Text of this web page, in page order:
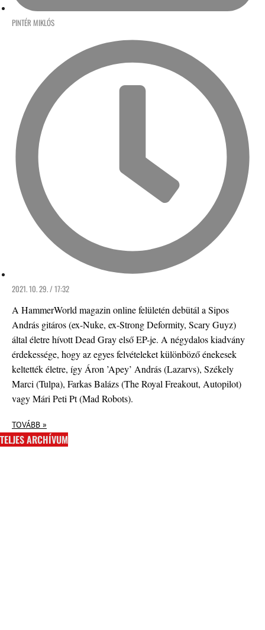
PINTÉR MIKLÓS
2021. 10. 29. / 17:32
A HammerWorld magazin online felületén debütál a Sipos
András gitáros (ex-Nuke, ex-Strong Deformity, Scary Guyz)
által életre hívott Dead Gray első EP-je. A négydalos kiadvány
érdekessége, hogy az egyes felvételeket különböző énekesek
keltették életre, így Áron ’Apey’ András (Lazarvs), Székely
Marci (Tulpa), Farkas Balázs (The Royal Freakout, Autopilot)
vagy Mári Peti Pt (Mad Robots).
TOVÁBB »
TELJES ARCHÍVUM